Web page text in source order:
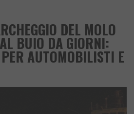
DEL MOLO
BUIO DA GIORNI:
AUTOMOBILISTI E